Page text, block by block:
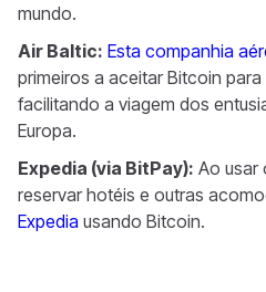
mundo.
Air Baltic: Esta companhia
primeiros a aceitar Bitcoin para
facilitando a viagem dos
Europa.
Expedia (via BitPay): Ao usar
reservar hotéis e outras
Expedia usando Bitcoin.